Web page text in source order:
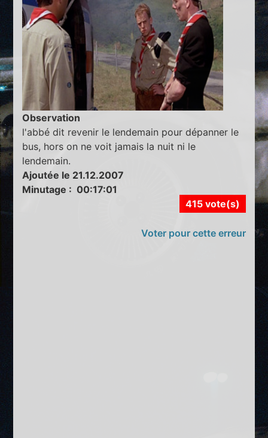
Observation
l'abbé dit revenir le lendemain pour dépanner le
bus, hors on ne voit jamais la nuit ni le
lendemain.
Ajoutée le 21.12.2007
Minutage : 00:17:01
415 vote(s)
Voter pour cette erreur